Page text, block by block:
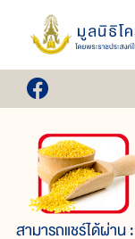
สามารถแชร์ได้ผ่าน :